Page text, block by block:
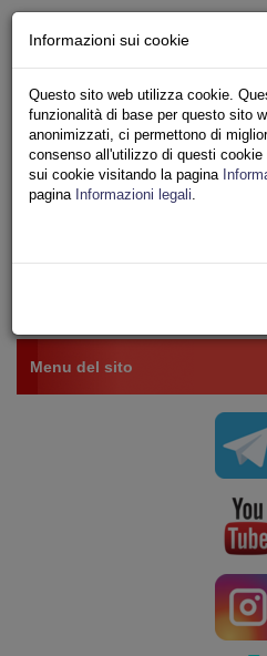
UNIONE SINDACALE DI
Menu del sito
Informazioni sui cookie
Questo sito web utilizza cookie.
funzionalità di base per questo sito
anonimizzati, ci permettono di
consenso all'utilizzo di questi
sui cookie visitando la pagina
pagina Informazioni legali.